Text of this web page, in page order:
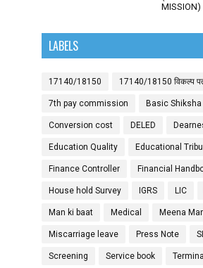
MISSION)
LABELS
17140/18150 17140/18150 विकल्प
7th pay commission Basic Shiksha
Conversion cost DELED
Education Quality Educational
Finance Controller Financial
House hold Survey IGRS LIC
Man ki baat Medical Meena
Miscarriage leave Press Note
Screening Service book